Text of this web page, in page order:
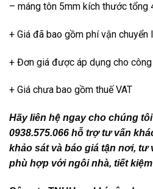
– máng tôn 5mm kích thước
+ Giá đã bao gồm phí vận chuyển
+ Đơn giá được áp dụng cho
+ Giá chưa bao gồm thuế VAT
Hãy liên hệ ngay cho chúng
0938.575.066 hỗ trợ tư vấn
khảo sát và báo giá tận nơi, tư
phù hợp với ngôi nhà, tiết